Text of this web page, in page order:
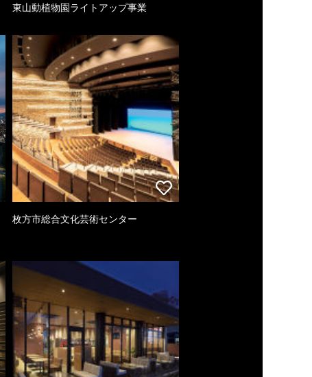
東山動植物園ライトアップ事業
枚方市総合文化芸術センター